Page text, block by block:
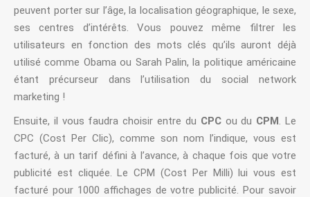
peuvent porter sur l’âge, la localisation géographique, le sexe,
ses centres d’intérêts. Vous pouvez même filtrer les
utilisateurs en fonction des mots clés qu’ils auront déjà
utilisé comme Obama ou Sarah Palin, la politique américaine
étant précurseur dans l’utilisation du social network
marketing !
Ensuite, il vous faudra choisir entre du CPC ou du CPM. Le
CPC (Cost Per Clic), comme son nom l’indique, vous est
facturé, à un tarif défini à l’avance, à chaque fois que votre
publicité est cliquée. Le CPM (Cost Per Milli) lui vous est
facturé pour 1000 affichages de votre publicité. Pour savoir